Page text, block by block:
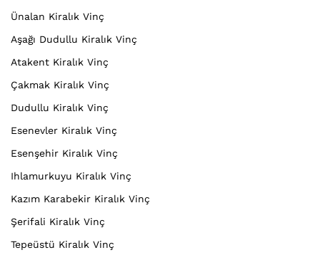
Ünalan Kiralık Vinç
Aşağı Dudullu Kiralık Vinç
Atakent Kiralık Vinç
Çakmak Kiralık Vinç
Dudullu Kiralık Vinç
Esenevler Kiralık Vinç
Esenşehir Kiralık Vinç
Ihlamurkuyu Kiralık Vinç
Kazım Karabekir Kiralık Vinç
Şerifali Kiralık Vinç
Tepeüstü Kiralık Vinç